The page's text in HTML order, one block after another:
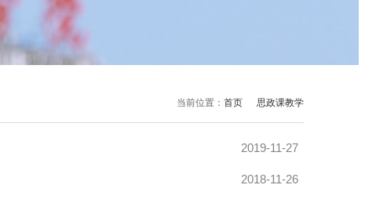
当前位置： 首页 思政课教学
2019-11-27
2018-11-26